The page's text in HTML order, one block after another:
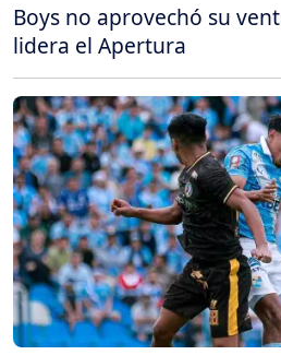
Boys no aprovechó su
lidera el Apertura